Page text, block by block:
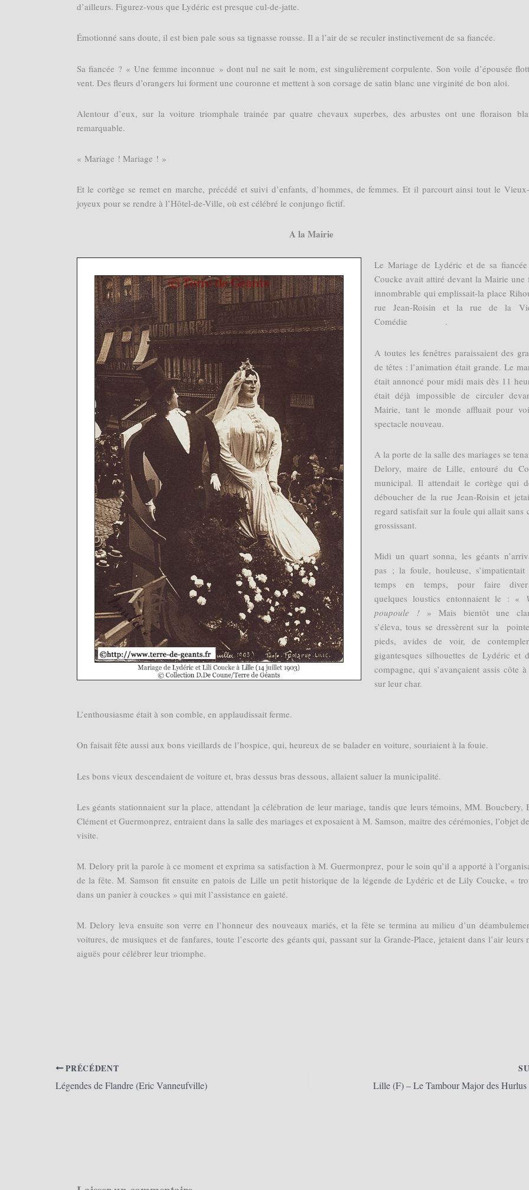
d’ailleurs. Figurez-vous que Lydéric est presque cul-de-jatte.
Émotionné sans doute, il est bien pale sous sa tignasse rousse. Il a l’air de se reculer instinctivement de sa fiancée.
Sa fiancée ? « Une femme inconnue » dont nul ne sait le nom, est singulièrement corpulente. Son voile d’épousée
vent. Des fleurs d’orangers lui forment une couronne et mettent à son corsage de satin blanc une virginité de bon aloi.
Alentour d’eux, sur la voiture triomphale trainée par quatre chevaux superbes, des arbustes ont une floraison
remarquable.
« Mariage ! Mariage ! »
Et le cortège se remet en marche, précédé et suivi d’enfants, d’hommes, de femmes. Et il parcourt ainsi tout le
joyeux pour se rendre à l’Hôtel-de-Ville, où est célébré le conjungo fictif.
A la Mairie
Le Mariage de Lydéric et de sa
Coucke avait attiré devant la Mairie une
innombrable qui emplissait-la place
rue Jean-Roisin et la rue de la
Comédie .
A toutes les fenêtres paraissaient des
de têtes : l’animation était grande. Le
était annoncé pour midi mais dès 11
était déjà impossible de circuler
Mairie, tant le monde affluait pour
spectacle nouveau.
A la porte de la salle des mariages se
Delory, maire de Lille, entouré du
municipal. Il attendait le cortège qui
déboucher de la rue Jean-Roisin et
regard satisfait sur la foule qui allait sans
grossissant.
Midi un quart sonna, les géants
pas ; la foule, houleuse,
temps en temps, pour faire
quelques loustics entonnaient le : «
poupoule !» Mais bientôt une
s’éleva, tous se dressèrent sur la
pieds, avides de voir, de
gigantesques silhouettes de Lydéric et
compagne, qui s’avançaient assis côte
sur leur char.
L’enthousiasme était à son comble, en applaudissait ferme.
On faisait fête aussi aux bons vieillards de l’hospice, qui, heureux de se balader en voiture, souriaient à la fouie.
Les bons vieux descendaient de voiture et, bras dessus bras dessous, allaient saluer la municipalité.
Les géants stationnaient sur la place, attendant ]a célébration de leur mariage, tandis que leurs témoins, MM. Boucbery,
Clément et Guermonprez, entraient dans la salle des mariages et exposaient à M. Samson, maitre des cérémonies, l’objet
visite.
M. Delory prit la parole à ce moment et exprima sa satisfaction à M. Guermonprez, pour le soin qu’il a apporté à
de la fête. M. Samson fit ensuite en patois de Lille un petit historique de la légende de Lydéric et de Lily Coucke, «
dans un panier à couckes » qui mit l’assistance en gaieté.
M. Delory leva ensuite son verre en l’honneur des nouveaux mariés, et la fête se termina au milieu d’un
voitures, de musiques et de fanfares, toute l’escorte des géants qui, passant sur la Grande-Place, jetaient dans l’air leurs
aiguës pour célébrer leur triomphe.
PRÉCÉDENT
Légendes de Flandre (Eric Vanneufville)